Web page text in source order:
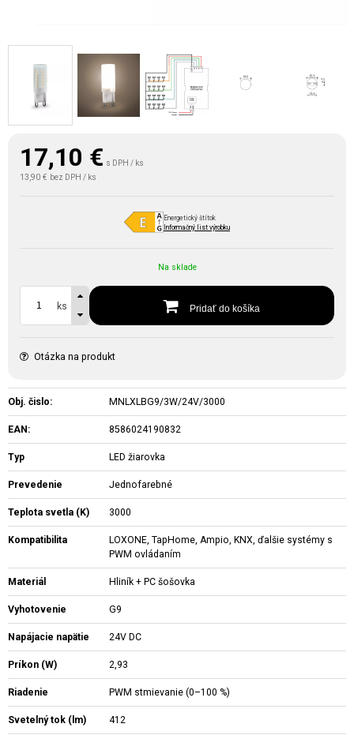
17,10 € s DPH / ks
13,90 € bez DPH / ks
Energetický štítok
Informačný list výrobku
Na sklade
ks Pridať do košíka
Otázka na produkt
Obj. čislo: MNLXLBG9/3W/24V/3000
EAN: 8586024190832
Typ LED žiarovka
Prevedenie Jednofarebné
Teplota svetla (K) 3000
Kompatibilita
LOXONE, TapHome, Ampio, KNX, ďalšie systémy s
PWM ovládaním
Materiál Hliník + PC šošovka
Vyhotovenie G9
Napájacie napätie 24V DC
Príkon (W) 2,93
Riadenie PWM stmievanie (0–100 %)
Svetelný tok (lm) 412